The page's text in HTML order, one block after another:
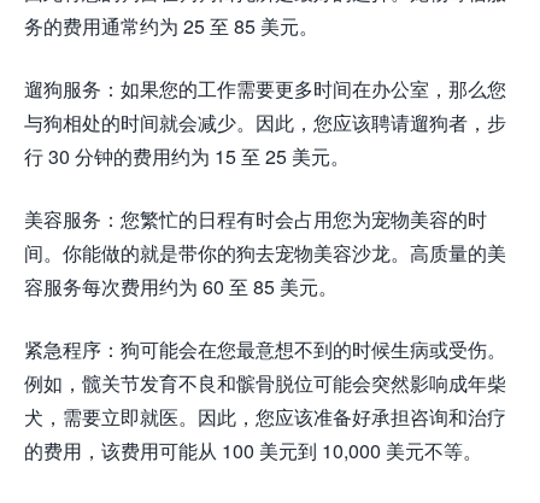
务的费用通常约为 25 至 85 美元。
遛狗服务：如果您的工作需要更多时间在办公室，那么您
与狗相处的时间就会减少。因此，您应该聘请遛狗者，步
行 30 分钟的费用约为 15 至 25 美元。
美容服务：您繁忙的日程有时会占用您为宠物美容的时
间。你能做的就是带你的狗去宠物美容沙龙。高质量的美
容服务每次费用约为 60 至 85 美元。
紧急程序：狗可能会在您最意想不到的时候生病或受伤。
例如，髋关节发育不良和髌骨脱位可能会突然影响成年柴
犬，需要立即就医。因此，您应该准备好承担咨询和治疗
的费用，该费用可能从 100 美元到 10,000 美元不等。